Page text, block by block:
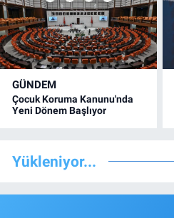
GÜNDEM
Çocuk Koruma Kanunu'nda
Yeni Dönem Başlıyor
Yükleniyor...